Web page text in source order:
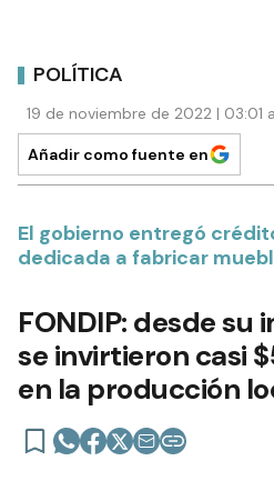
POLÍTICA
19 de noviembre de 2022 | 03:01
Añadir como fuente en
El gobierno entregó
dedicada a fabricar
FONDIP: desde
se invirtieron casi
en la producción